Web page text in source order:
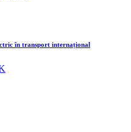
în transport internațional